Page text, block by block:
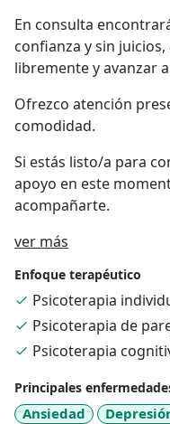
En consulta
confianza y sin
libremente y avanzar
Ofrezco atención
comodidad.
Si estás listo/a para
apoyo en este
acompañarte.
ver más
Enfoque terapéutico
Psicoterapia
Psicoterapia de
Psicoterapia
Principales
Ansiedad